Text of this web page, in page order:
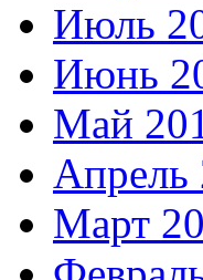
Июль
Июнь
Май
Апрель
Март